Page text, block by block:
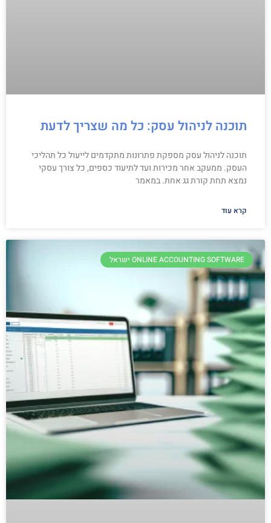
תוכנה לניהול עסק: כל מה שצריך לדעת
תוכנה לניהול עסק מספקת פתרונות מתקדמים לייעול כל תהליכי
העסק. ממעקב אחר מכירות ועד לתיעוד כספים, כל צורך עסקי
נמצא תחת קורת גג אחת. במאמר
קרא עוד
ONLINE ACCOUNTING SOFTWARE ישראל